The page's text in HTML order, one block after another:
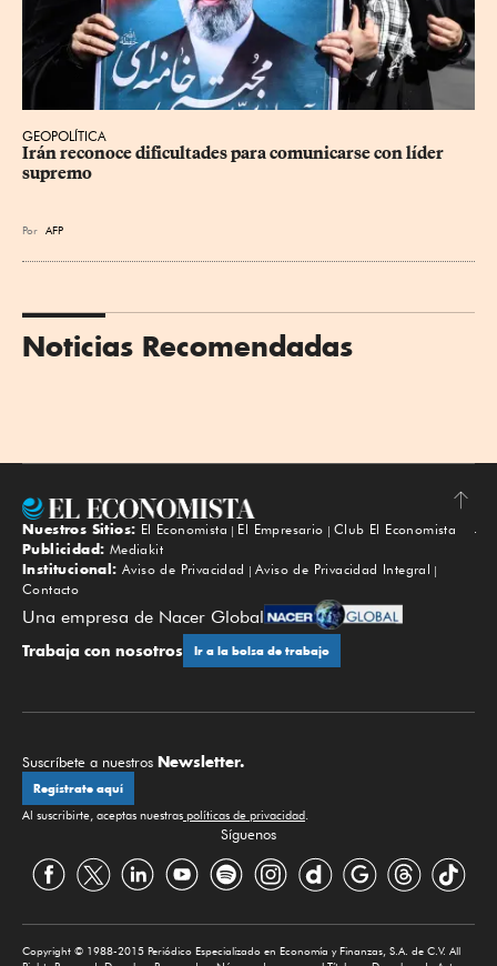
GEOPOLÍTICA
Irán reconoce dificultades para comunicarse con líder
supremo
Por AFP
Noticias Recomendadas
Subir
Nuestros Sitios: El Economista El Empresario
Club El Economista
Publicidad: Mediakit
Institucional: Aviso de Privacidad
Aviso de Privacidad Integral
Contacto
Una empresa de Nacer Global
Trabaja con nosotros Ir a la bolsa de trabajo
Suscríbete a nuestros Newsletter.
Regístrate aquí
Al suscribirte, aceptas nuestras políticas de privacidad.
Síguenos
Copyright © 1988-2015 Periódico Especializado en Economía y Finanzas, S.A. de C.V. All